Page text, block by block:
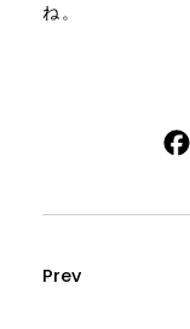
ね。
Prev